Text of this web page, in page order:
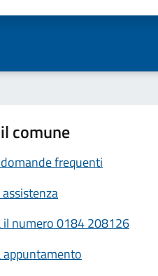
comune
frequenti
il numero 0184 208126